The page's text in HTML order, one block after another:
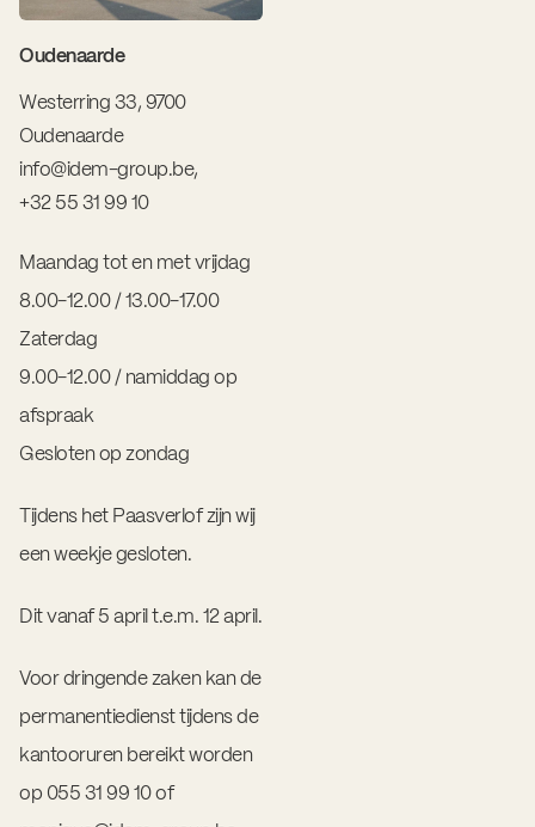
Oudenaarde
Westerring 33, 9700
Oudenaarde
info@idem-group.be,
+32 55 31 99 10
Maandag tot en met vrijdag
8.00-12.00 / 13.00-17.00
Zaterdag
9.00-12.00 / namiddag op
afspraak
Gesloten op zondag
Tijdens het Paasverlof zijn wij
een weekje gesloten.
Dit vanaf 5 april t.e.m. 12 april.
Voor dringende zaken kan de
permanentiedienst tijdens de
kantooruren bereikt worden
op 055 31 99 10 of